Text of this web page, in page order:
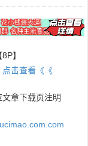
】
点击查看《《
章下载页注明